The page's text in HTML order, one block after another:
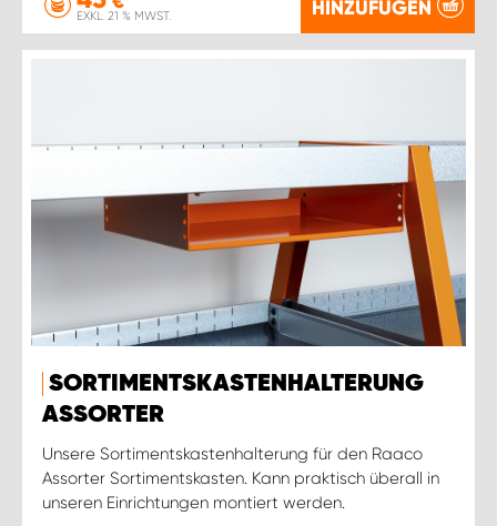
EXKL. 21 % MWST. HINZUFÜGEN
SORTIMENTSKASTENHALTERUNG
ASSORTER
Unsere Sortimentskastenhalterung für den Raaco
Assorter Sortimentskasten. Kann praktisch überall in
unseren Einrichtungen montiert werden.